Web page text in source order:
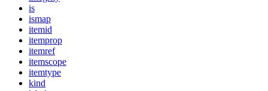
is
ismap
itemid
itemprop
itemref
itemscope
itemtype
kind